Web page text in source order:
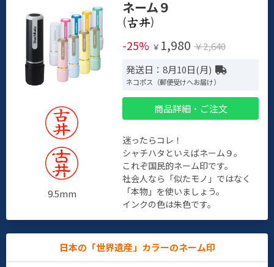
9.5mm
ネーム９
(
)
-25% ￥ 1,980 ￥2,640
発送日：8月10日(月)
ネコポス（郵便受けへお届け）
商品詳細・ご注文
迷ったらコレ！
シャチハタといえばネーム９。
これぞ国民的ネーム印です。
社会人なら「似たモノ」ではなく
「本物」を使いましょう。
インクの色は朱色です。
日本の「世界遺産」カラーのネーム印